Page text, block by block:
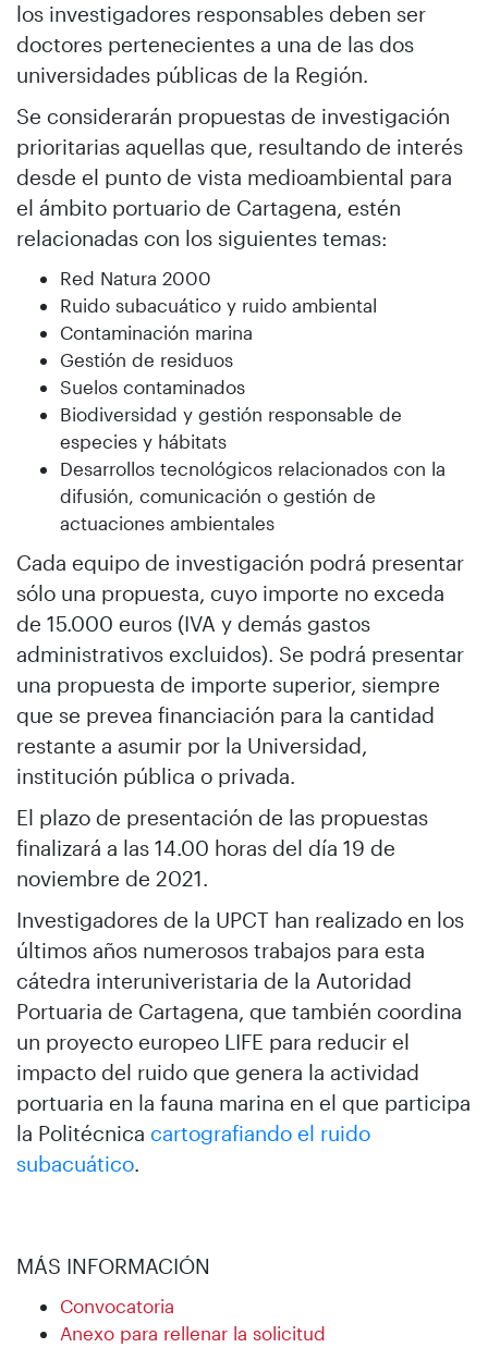
los investigadores responsables deben ser
doctores pertenecientes a una de las dos
universidades públicas de la Región.
Se considerarán propuestas de investigación
prioritarias aquellas que, resultando de interés
desde el punto de vista medioambiental para
el ámbito portuario de Cartagena, estén
relacionadas con los siguientes temas:
Red Natura 2000
Ruido subacuático y ruido ambiental
Contaminación marina
Gestión de residuos
Suelos contaminados
Biodiversidad y gestión responsable de
especies y hábitats
Desarrollos tecnológicos relacionados con la
difusión, comunicación o gestión de
actuaciones ambientales
Cada equipo de investigación podrá presentar
sólo una propuesta, cuyo importe no exceda
de 15.000 euros (IVA y demás gastos
administrativos excluidos). Se podrá presentar
una propuesta de importe superior, siempre
que se prevea financiación para la cantidad
restante a asumir por la Universidad,
institución pública o privada.
El plazo de presentación de las propuestas
finalizará a las 14.00 horas del día 19 de
noviembre de 2021.
Investigadores de la UPCT han realizado en los
últimos años numerosos trabajos para esta
cátedra interuniveristaria de la Autoridad
Portuaria de Cartagena, que también coordina
un proyecto europeo LIFE para reducir el
impacto del ruido que genera la actividad
portuaria en la fauna marina en el que participa
la Politécnica cartografiando el ruido
subacuático.
MÁS INFORMACIÓN
Convocatoria
Anexo para rellenar la solicitud